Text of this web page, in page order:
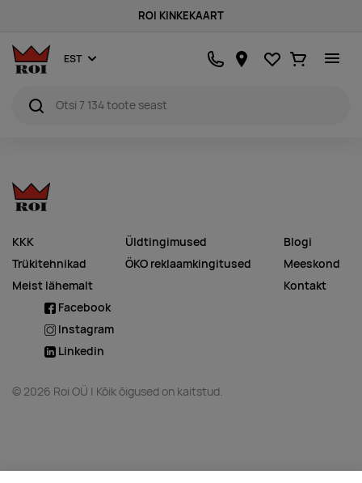
ROI KINKEKAART
EST Lemmikud
Ostukorv
KKK
Trükitehnikad
Meist lähemalt
Üldtingimused
ÖKO reklaamkingitused
Blogi
Meeskond
Kontakt
Facebook
Instagram
Linkedin
© 2026 Roi OÜ | Kõik õigused on kaitstud.